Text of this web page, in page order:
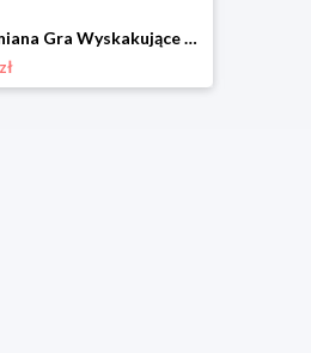
Drewniana Gra Wyskakujące Króliczki 12m+, Classic World Classic world